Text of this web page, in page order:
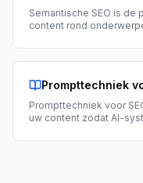
Semantische SEO is de
content rond
Prompttechniek
Prompttechniek voor
uw content zodat AI-